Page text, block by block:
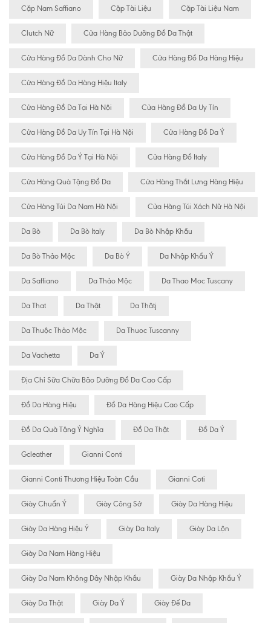
Cặp Nam Saffiano Cặp Tài Liệu Cặp Tài Liệu Nam
Clutch Nữ Cửa Hàng Bảo Dưỡng Đồ Da Thật
Cửa Hàng Đồ Da Dành Cho Nữ Cửa Hàng Đồ Da Hàng Hiệu
Cửa Hàng Đồ Da Hàng Hiệu Italy
Cửa Hàng Đồ Da Tại Hà Nội Cửa Hàng Đồ Da Uy Tín
Cửa Hàng Đồ Da Uy Tín Tại Hà Nội Cửa Hàng Đồ Da Ý
Cửa Hàng Đồ Da Ý Tại Hà Nội Cửa Hàng Đồ Italy
Cửa Hàng Quà Tặng Đồ Da Cửa Hàng Thắt Lưng Hàng Hiệu
Cửa Hàng Túi Da Nam Hà Nội Cửa Hàng Túi Xách Nữ Hà Nội
Da Bò Da Bò Italy Da Bò Nhập Khẩu
Da Bò Thảo Mộc Da Bò Ý Da Nhập Khẩu Ý
Da Saffiano Da Thảo Mộc Da Thao Moc Tuscany
Da That Da Thật Da Thâtj
Da Thuộc Thảo Mộc Da Thuoc Tuscanny
Da Vachetta Da Ý
Địa Chỉ Sữa Chữa Bão Dưỡng Đồ Da Cao Cấp
Đồ Da Hàng Hiệu Đồ Da Hàng Hiệu Cao Cấp
Đồ Da Quà Tặng Ý Nghĩa Đồ Da Thật Đồ Da Ý
Gcleather Gianni Conti
Gianni Conti Thương Hiệu Toàn Cầu Gianni Coti
Giày Chuẩn Ý Giày Công Sở Giày Da Hàng Hiệu
Giày Da Hàng Hiệu Ý Giày Da Italy Giày Da Lộn
Giày Da Nam Hàng Hiệu
Giày Da Nam Không Dây Nhập Khẩu Giày Da Nhập Khẩu Ý
Giày Da Thật Giày Da Ý Giày Đế Da